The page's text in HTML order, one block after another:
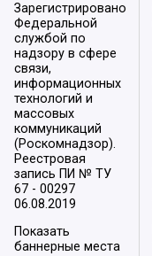
Зарегистрировано
Федеральной
службой по
надзору в сфере
связи,
информационных
технологий и
массовых
коммуникаций
(Роскомнадзор).
Реестровая
запись ПИ № ТУ
67 - 00297
06.08.2019
Показать
баннерные места